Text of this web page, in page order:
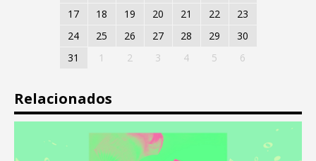
17
18 19 20 21 22
23
24
25 26 27 28 29
30
31
1 2 3 4 5 6
Relacionados